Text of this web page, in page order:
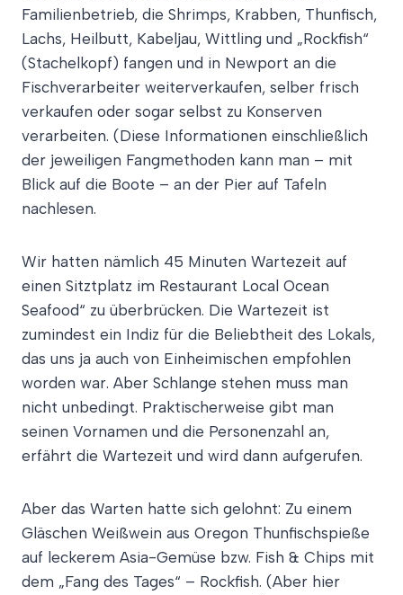
Familienbetrieb, die Shrimps, Krabben, Thunfisch,
Lachs, Heilbutt, Kabeljau, Wittling und „Rockfish“
(Stachelkopf) fangen und in Newport an die
Fischverarbeiter weiterverkaufen, selber frisch
verkaufen oder sogar selbst zu Konserven
verarbeiten. (Diese Informationen einschließlich
der jeweiligen Fangmethoden kann man – mit
Blick auf die Boote – an der Pier auf Tafeln
nachlesen.
Wir hatten nämlich 45 Minuten Wartezeit auf
einen Sitztplatz im Restaurant Local Ocean
Seafood“ zu überbrücken. Die Wartezeit ist
zumindest ein Indiz für die Beliebtheit des Lokals,
das uns ja auch von Einheimischen empfohlen
worden war. Aber Schlange stehen muss man
nicht unbedingt. Praktischerweise gibt man
seinen Vornamen und die Personenzahl an,
erfährt die Wartezeit und wird dann aufgerufen.
Aber das Warten hatte sich gelohnt: Zu einem
Gläschen Weißwein aus Oregon Thunfischspieße
auf leckerem Asia-Gemüse bzw. Fish & Chips mit
dem „Fang des Tages“ – Rockfish. (Aber hier